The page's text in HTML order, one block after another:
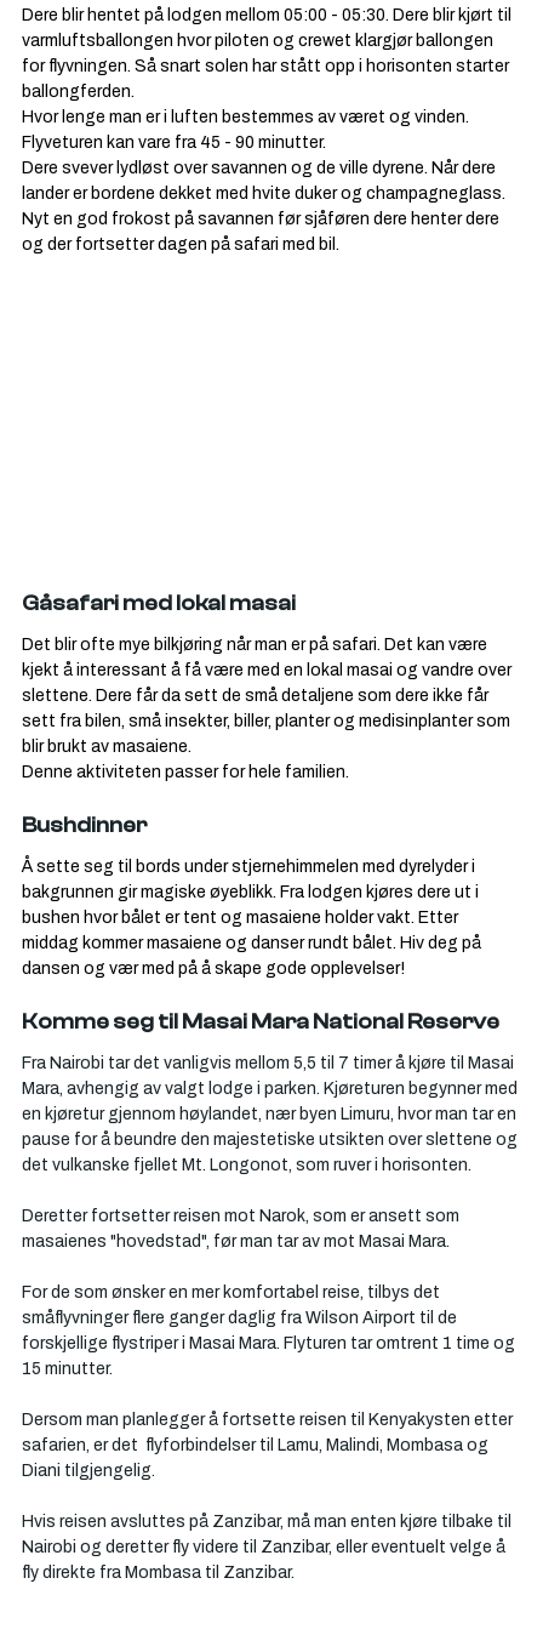
Dere blir hentet på lodgen mellom 05:00 - 05:30. Dere blir kjørt til
varmluftsballongen hvor piloten og crewet klargjør ballongen
for flyvningen. Så snart solen har stått opp i horisonten starter
ballongferden.
Hvor lenge man er i luften bestemmes av været og vinden.
Flyveturen kan vare fra 45 - 90 minutter.
Dere svever lydløst over savannen og de ville dyrene. Når dere
lander er bordene dekket med hvite duker og champagneglass.
Nyt en god frokost på savannen før sjåføren dere henter dere
og der fortsetter dagen på safari med bil.
Gåsafari med lokal masai
Det blir ofte mye bilkjøring når man er på safari. Det kan være
kjekt å interessant å få være med en lokal masai og vandre over
slettene. Dere får da sett de små detaljene som dere ikke får
sett fra bilen, små insekter, biller, planter og medisinplanter som
blir brukt av masaiene.
Denne aktiviteten passer for hele familien.
Bushdinner
Å sette seg til bords under stjernehimmelen med dyrelyder i
bakgrunnen gir magiske øyeblikk. Fra lodgen kjøres dere ut i
bushen hvor bålet er tent og masaiene holder vakt. Etter
middag kommer masaiene og danser rundt bålet. Hiv deg på
dansen og vær med på å skape gode opplevelser!
Komme seg til Masai Mara National Reserve
Fra Nairobi tar det vanligvis mellom 5,5 til 7 timer å kjøre til Masai
Mara, avhengig av valgt lodge i parken. Kjøreturen begynner med
en kjøretur gjennom høylandet, nær byen Limuru, hvor man tar en
pause for å beundre den majestetiske utsikten over slettene og
det vulkanske fjellet Mt. Longonot, som ruver i horisonten.
Deretter fortsetter reisen mot Narok, som er ansett som
masaienes "hovedstad", før man tar av mot Masai Mara.
For de som ønsker en mer komfortabel reise, tilbys det
småflyvninger flere ganger daglig fra Wilson Airport til de
forskjellige flystriper i Masai Mara. Flyturen tar omtrent 1 time og
15 minutter.
Dersom man planlegger å fortsette reisen til Kenyakysten etter
safarien, er det  flyforbindelser til Lamu, Malindi, Mombasa og
Diani tilgjengelig.
Hvis reisen avsluttes på Zanzibar, må man enten kjøre tilbake til
Nairobi og deretter fly videre til Zanzibar, eller eventuelt velge å
fly direkte fra Mombasa til Zanzibar.